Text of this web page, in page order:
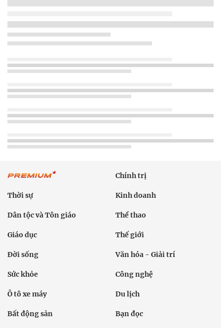
Chính trị
Thời sự Kinh doanh
Dân tộc và Tôn giáo Thể thao
Giáo dục Thế giới
Đời sống Văn hóa - Giải trí
Sức khỏe Công nghệ
Ô tô xe máy Du lịch
Bất động sản Bạn đọc